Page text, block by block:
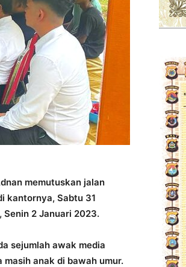
memutuskan jalan
kantornya, Sabtu 31
Senin 2 Januari 2023.
sejumlah awak media
anak di bawah umur.